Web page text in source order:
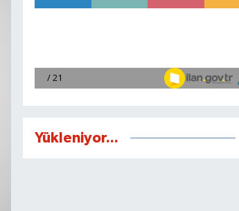
Yükleniyor...